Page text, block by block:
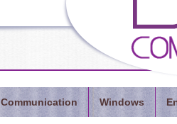
Communication Windows